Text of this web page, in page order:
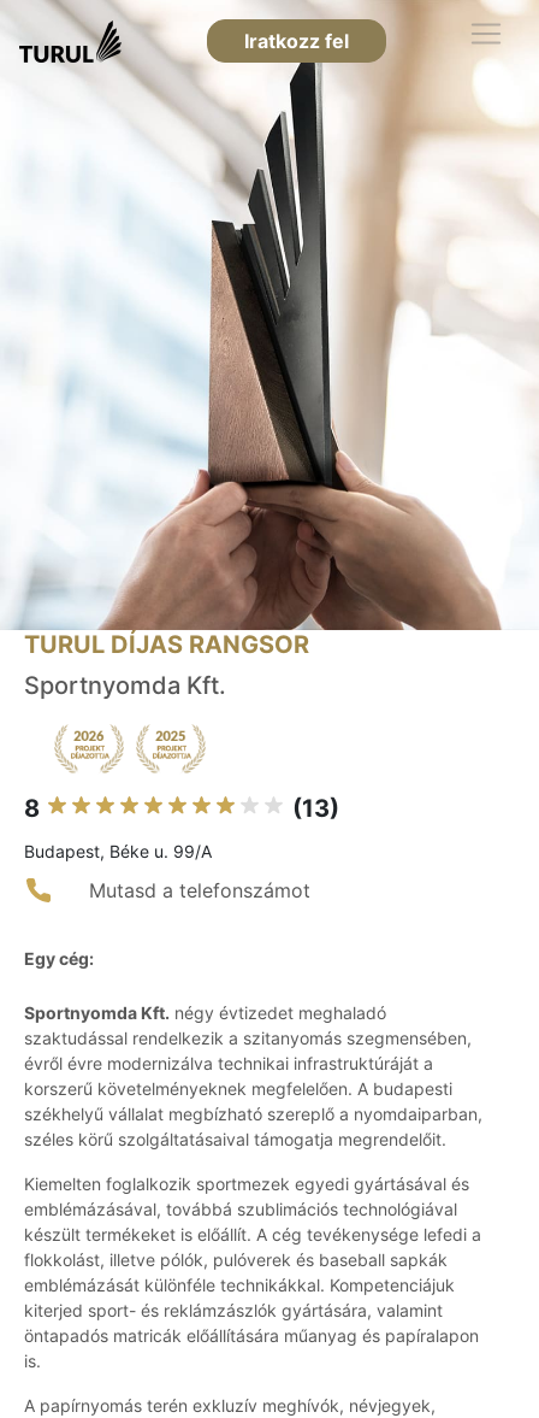
Iratkozz fel
TURUL DÍJAS RANGSOR
Sportnyomda Kft.
8 (13)
Budapest, Béke u. 99/A
Mutasd a telefonszámot
Egy cég:
Sportnyomda Kft. négy évtizedet meghaladó
szaktudással rendelkezik a szitanyomás szegmensében,
évről évre modernizálva technikai infrastruktúráját a
korszerű követelményeknek megfelelően. A budapesti
székhelyű vállalat megbízható szereplő a nyomdaiparban,
széles körű szolgáltatásaival támogatja megrendelőit.
Kiemelten foglalkozik sportmezek egyedi gyártásával és
emblémázásával, továbbá szublimációs technológiával
készült termékeket is előállít. A cég tevékenysége lefedi a
flokkolást, illetve pólók, pulóverek és baseball sapkák
emblémázását különféle technikákkal. Kompetenciájuk
kiterjed sport- és reklámzászlók gyártására, valamint
öntapadós matricák előállítására műanyag és papíralapon
is.
A papírnyomás terén exkluzív meghívók, névjegyek,